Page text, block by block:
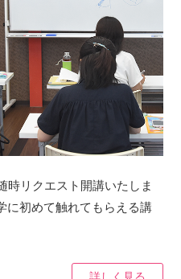
時リクエスト開講いたしま
に初めて触れてもらえる講